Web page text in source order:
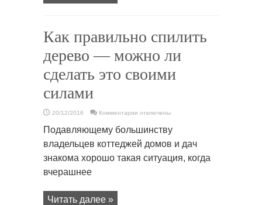
Как правильно спилить
дерево — можно ли
сделать это своими
силами
20/12/2016 Комментарии
правильно
дерево
можно
отключены
Подавляющему большинству
владельцев коттеджей домов и дач
знакома хорошо такая ситуация, когда
вчерашнее
Читать далее »